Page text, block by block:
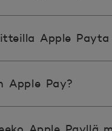
Apple
Apple Pay?​